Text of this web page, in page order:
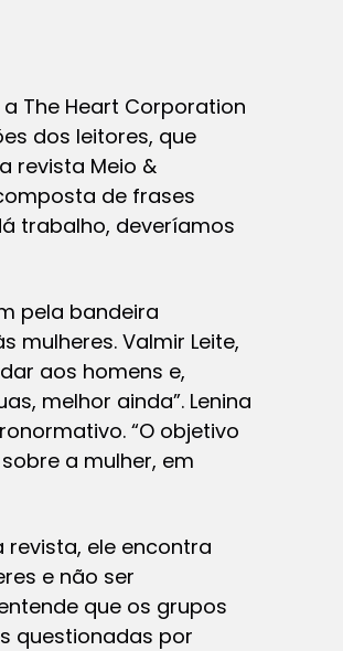
The Heart Corporation
dos leitores, que
revista Meio &
de frases
trabalho, deveríamos
pela bandeira
mulheres. Valmir Leite,
aos homens e,
melhor ainda”. Lenina
“O objetivo
a mulher, em
revista, ele encontra
e não ser
que os grupos
questionadas por